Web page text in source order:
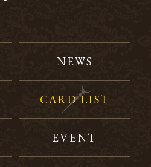
NEWS
CARD LIST
EVENT